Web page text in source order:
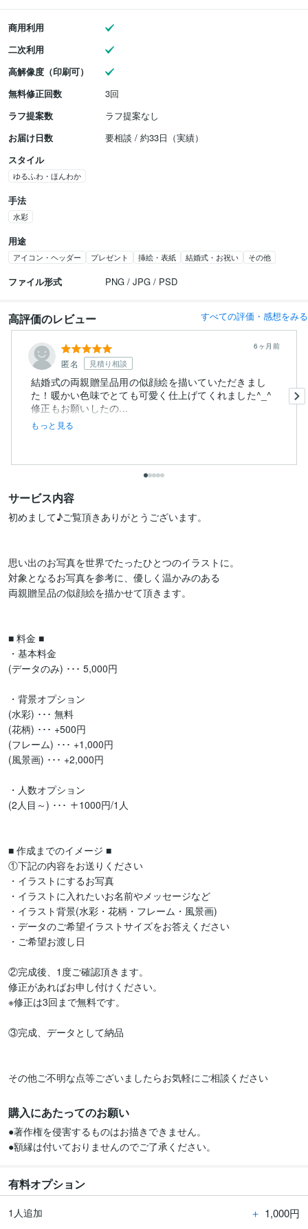
商用利用
二次利用
高解像度（印刷可）
無料修正回数
3回
ラフ提案数
ラフ提案なし
お届け日数
要相談 / 約33日（実績）
スタイル
ゆるふわ・ほんわか
手法
水彩
用途
アイコン・ヘッダー プレゼント 挿絵・表紙 結婚式・お祝い その他
ファイル形式 PNG / JPG / PSD
高評価のレビュー すべての評価・感想をみる
匿名 見積り相談
6ヶ月前
結婚式の両親贈呈品用の似顔絵を描いていただきまし
た！暖かい色味でとても可愛く仕上げてくれました^_^
修正もお願いしたの...
もっと見る
サービス内容
初めまして♪ご覧頂きありがとうございます。
思い出のお写真を世界でたったひとつのイラストに‎。
対象となるお写真を参考に、優しく温かみのある
両親贈呈品の似顔絵を描かせて頂きます。
■ 料金 ■
・基本料金
(データのみ) ･･･ 5,000円
・背景オプション
(水彩) ･･･ 無料
(花柄) ･･･ +500円
(フレーム) ･･･ +1,000円
(風景画) ･･･ +2,000円
・人数オプション
(2人目～) ･･･ ＋1000円/1人
■ 作成までのイメージ ■
①下記の内容をお送りください
・イラストにするお写真
・イラストに入れたいお名前やメッセージなど
・イラスト背景(水彩・花柄・フレーム・風景画)
・データのご希望イラストサイズをお答えください
・ご希望お渡し日
②完成後、1度ご確認頂きます。
修正があればお申し付けください。
※修正は3回まで無料です。
③完成、データとして納品
購入にあたってのお願い
●著作権を侵害するものはお描きできません。
●額縁は付いておりませんのでご了承ください。
有料オプション
1人追加 ＋ 1,000円